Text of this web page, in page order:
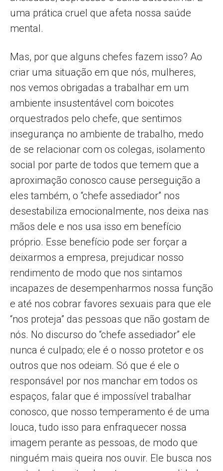
uma prática cruel que afeta nossa saúde
mental.
Mas, por que alguns chefes fazem isso? Ao
criar uma situação em que nós, mulheres,
nos vemos obrigadas a trabalhar em um
ambiente insustentável com boicotes
orquestrados pelo chefe, que sentimos
insegurança no ambiente de trabalho, medo
de se relacionar com os colegas, isolamento
social por parte de todos que temem que a
aproximação conosco cause perseguição a
eles também, o “chefe assediador” nos
desestabiliza emocionalmente, nos deixa nas
mãos dele e nos usa isso em benefício
próprio. Esse benefício pode ser forçar a
deixarmos a empresa, prejudicar nosso
rendimento de modo que nos sintamos
incapazes de desempenharmos nossa função
e até nos cobrar favores sexuais para que ele
“nos proteja” das pessoas que não gostam de
nós. No discurso do “chefe assediador” ele
nunca é culpado; ele é o nosso protetor e os
outros que nos odeiam. Só que é ele o
responsável por nos manchar em todos os
espaços, falar que é impossível trabalhar
conosco, que nosso temperamento é de uma
louca, tudo isso para enfraquecer nossa
imagem perante as pessoas, de modo que
ninguém mais queira nos ouvir. Ele busca nos